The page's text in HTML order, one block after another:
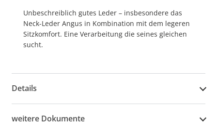
Unbeschreiblich gutes Leder – insbesondere das
Neck-Leder Angus in Kombination mit dem legeren
Sitzkomfort. Eine Verarbeitung die seines gleichen
sucht.
Details
weitere Dokumente